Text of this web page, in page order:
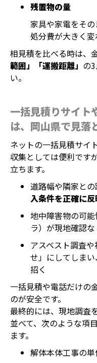
残置物の量
家具や家電をそ
処分費が大きく変
相見積を比べる時は、
範囲」「運搬距離」 の
い。
一括見積りサイト
は、岡山県で見落
ネットの一括見積サイ
収集としては便利です
立ちます。
道路幅や隣家と
入条件を正確に
地中障害物の可
ラ）が現地確認
アスベスト調査
せ」にしてしま
招く
一括見積や電話だけの
のが安全です。
最終的には、現地調査
並べて、次のような項
ます。
解体本体工事の